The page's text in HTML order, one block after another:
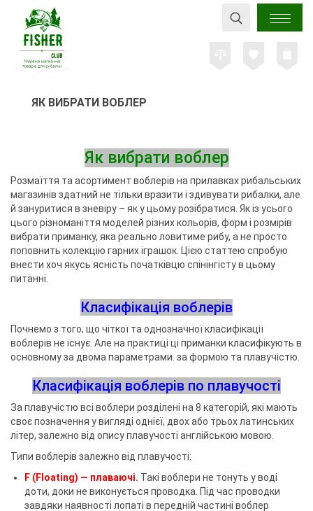
ЯК ВИБРАТИ ВОБЛЕР
Як вибрати воблер
Розмаїття та асортимент воблерів на прилавках рибальських
магазинів здатний не тільки вразити і здивувати рибалки, але
й зануритися в зневіру – як у цьому розібратися. Як із усього
цього різноманіття моделей різних кольорів, форм і розмірів
вибрати приманку, яка реально ловитиме рибу, а не просто
поповнить колекцію гарних іграшок. Цією статтею спробую
внести хоч якусь ясність початківцю спінінгісту в цьому
питанні.
Класифікація воблерів
Почнемо з того, що чіткої та однозначної класифікації
воблерів не існує. Але на практиці ці приманки класифікують в
основному за двома параметрами. за формою та плавучістю.
Класифікація воблерів по плавучості
За плавучістю всі воблери розділені на 8 категорій, які мають
своє позначення у вигляді однієї, двох або трьох латинських
літер, залежно від опису плавучості англійською мовою.
Типи воблерів залежно від плавучості:
F (Floating) — плаваючі. Такі воблери не тонуть у воді
доти, доки не виконується проводка. Під час проводки
завдяки наявності лопаті в передній частині воблер